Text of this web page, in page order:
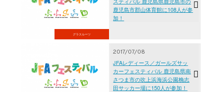
グラスルーツ
鹿児島市郡山体育館に108人が参
加！
2017/07/08
JFAレディース／ガールズサッ
カーフェスティバル 鹿児島県南
さつま市の吹上浜海浜公園桷志
田サッカー場に150人が参加！